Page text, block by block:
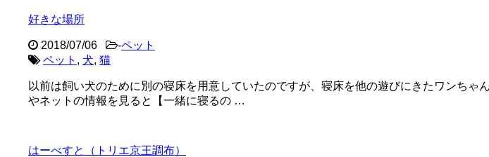
好きな場所
2018/07/06 -ペット
ペット , 犬, 猫
以前は飼い犬のために別の寝床を用意していたのですが、寝床を他の遊びにきたワンち
やネットの情報を見ると【一緒に寝るの …
はーべすと（トリエ京王調布）